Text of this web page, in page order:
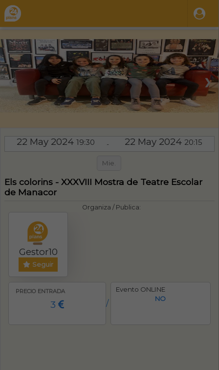
❮ ❯
22 May 202419:30 - 22 May 2024 20:15
Mie.
Els colorins - XXXVIII Mostra de Teatre Escolar
de Manacor
Organiza / Publica:
Gestor10
Seguir
PRECIO ENTRADA
3 /
Evento ONLINE
NO